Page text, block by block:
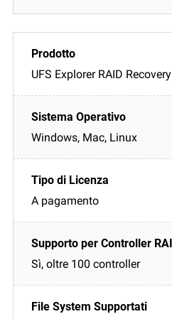
UFS Explorer RAID Recovery
Windows, Mac, Linux
A pagamento
Sì, oltre 100 controller